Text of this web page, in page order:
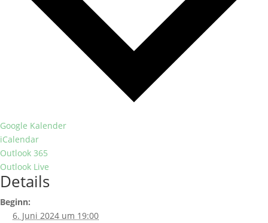
Google Kalender
iCalendar
Outlook 365
Outlook Live
Details
Beginn:
6. Juni 2024 um 19:00